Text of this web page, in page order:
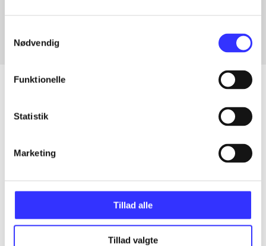
Nødvendig
Funktionelle
Statistik
Marketing
Tillad alle
Tillad valgte
Artikler